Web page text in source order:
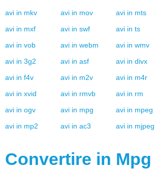
avi in mkv avi in mov avi in mts
avi in mxf avi in swf avi in ts
avi in vob avi in webm avi in wmv
avi in 3g2 avi in asf avi in divx
avi in f4v avi in m2v avi in m4r
avi in xvid avi in rmvb avi in rm
avi in ogv avi in mpg avi in mpeg
avi in mp2 avi in ac3 avi in mjpeg
Convertire in Mpg